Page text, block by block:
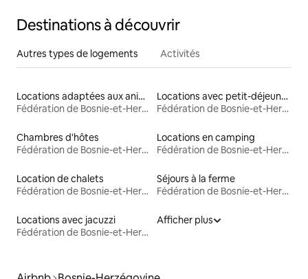
Destinations à découvrir
Autres types de logements Activités
Locations adaptées aux animaux
Fédération de Bosnie-et-Herzégovine
Locations avec petit-déjeuner
Fédération de Bosnie-et-Herzégovine
Chambres d'hôtes
Fédération de Bosnie-et-Herzégovine
Locations en camping
Fédération de Bosnie-et-Herzégovine
Location de chalets
Fédération de Bosnie-et-Herzégovine
Séjours à la ferme
Fédération de Bosnie-et-Herzégovine
Locations avec jacuzzi
Fédération de Bosnie-et-Herzégovine
Afficher plus